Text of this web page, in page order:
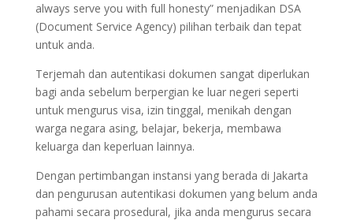
always serve you with full honesty” menjadikan DSA
(Document Service Agency) pilihan terbaik dan tepat
untuk anda.
Terjemah dan autentikasi dokumen sangat diperlukan
bagi anda sebelum berpergian ke luar negeri seperti
untuk mengurus visa, izin tinggal, menikah dengan
warga negara asing, belajar, bekerja, membawa
keluarga dan keperluan lainnya.
Dengan pertimbangan instansi yang berada di Jakarta
dan pengurusan autentikasi dokumen yang belum anda
pahami secara prosedural, jika anda mengurus secara